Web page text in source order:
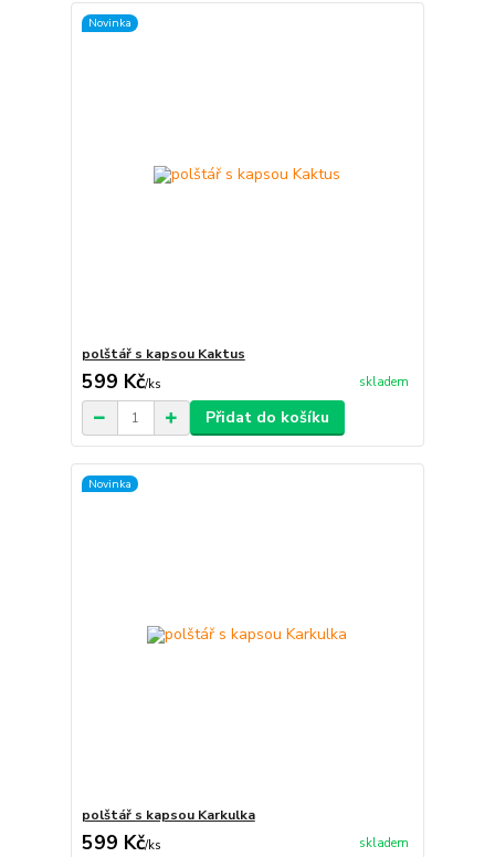
Novinka
polštář s kapsou Kaktus
599 Kč/ks skladem
Přidat do košíku
Novinka
polštář s kapsou Karkulka
599 Kč/ks skladem